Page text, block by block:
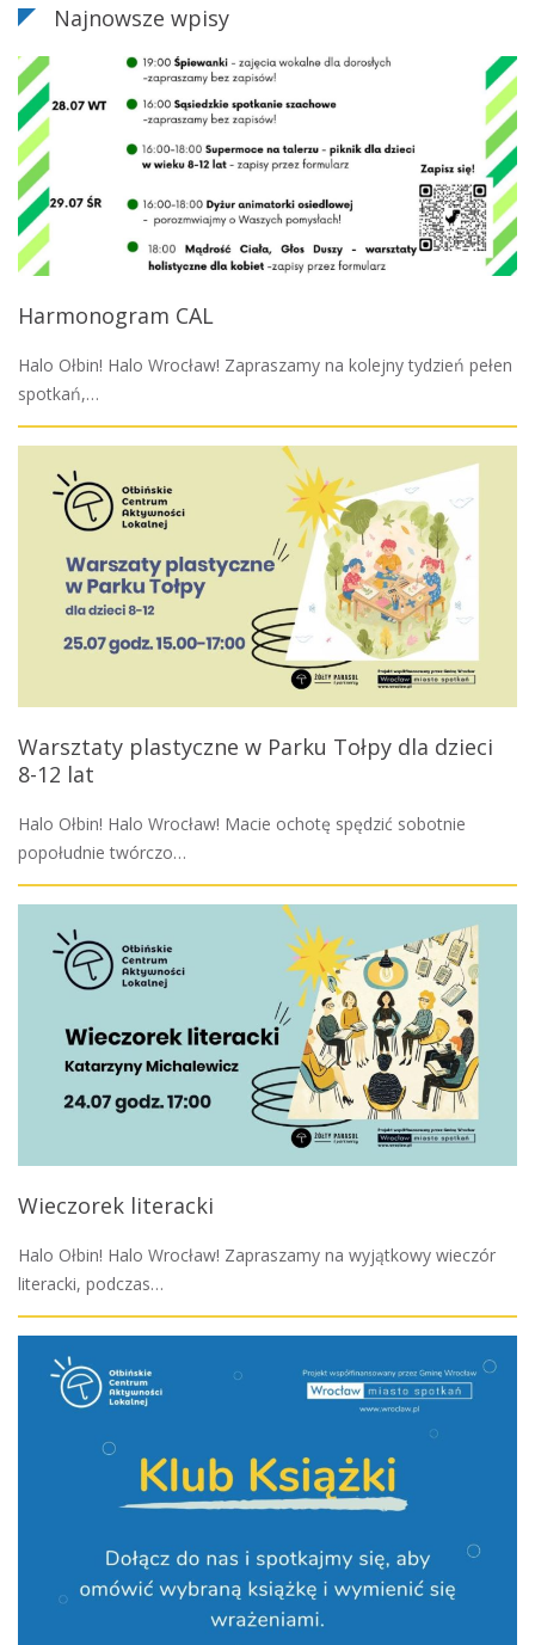
Najnowsze wpisy
Harmonogram CAL
Halo Ołbin! Halo Wrocław! Zapraszamy na kolejny tydzień pełen
spotkań,…
Warsztaty plastyczne w Parku Tołpy dla dzieci
8-12 lat
Halo Ołbin! Halo Wrocław! Macie ochotę spędzić sobotnie
popołudnie twórczo…
Wieczorek literacki
Halo Ołbin! Halo Wrocław! Zapraszamy na wyjątkowy wieczór
literacki, podczas…